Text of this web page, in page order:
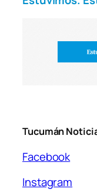
Tucumán
Facebook
Instagram